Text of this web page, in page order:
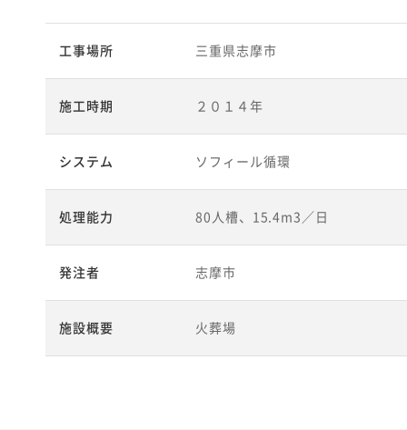
工事場所 三重県志摩市
施工時期 ２０１４年
システム ソフィール循環
処理能力 80人槽、15.4m3／日
発注者 志摩市
施設概要 火葬場